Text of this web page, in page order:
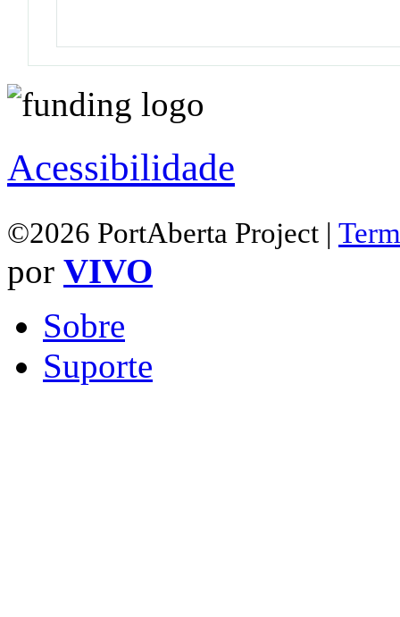
Acessibilidade
©2026 PortAberta Project |
por VIVO
Sobre
Suporte